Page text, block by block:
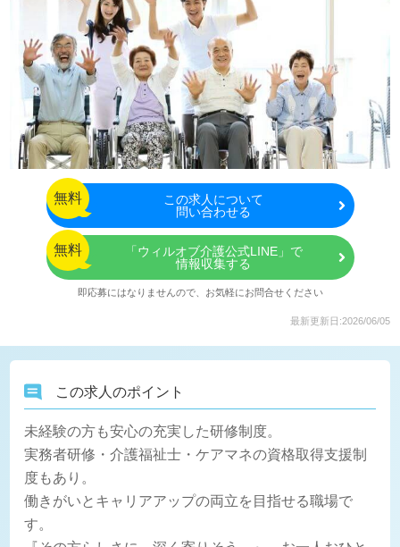
無料 この求人について
問い合わせる
無料
「ウィルオブ介護公式LINE」で
情報収集する
即応募にはなりませんので、お気軽にお問合せください
最新更新日:2026/06/05
この求人のポイント
未経験の方も安心の充実した研修制度。
実務者研修・介護福祉士・ケアマネの資格取得支援制
度もあり。
働きがいとキャリアアップの両立を目指せる職場で
す。